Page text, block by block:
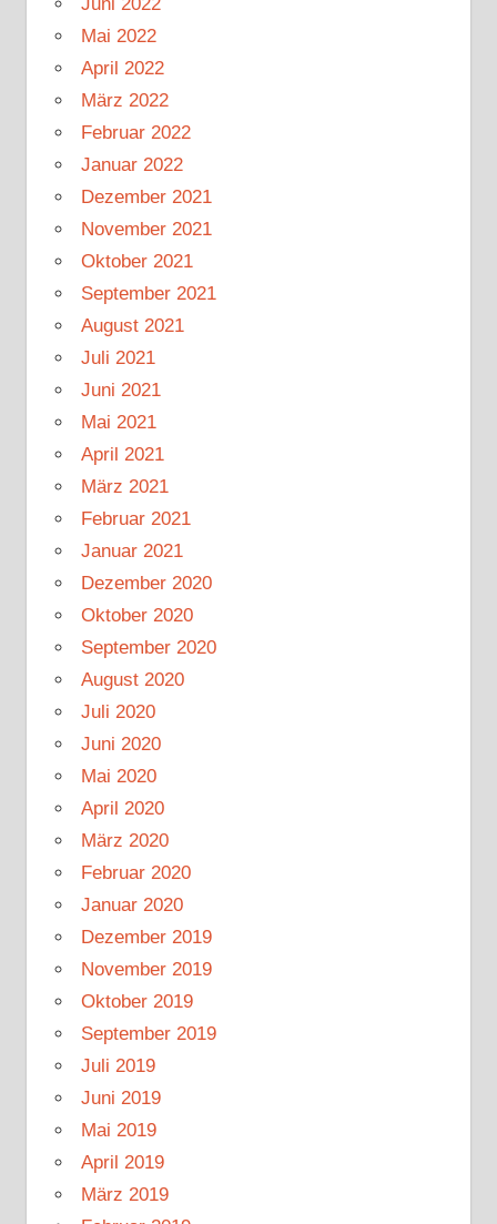
Mai 2022
April 2022
März 2022
Februar 2022
Januar 2022
Dezember 2021
November 2021
Oktober 2021
September 2021
August 2021
Juli 2021
Juni 2021
Mai 2021
April 2021
März 2021
Februar 2021
Januar 2021
Dezember 2020
Oktober 2020
September 2020
August 2020
Juli 2020
Juni 2020
Mai 2020
April 2020
März 2020
Februar 2020
Januar 2020
Dezember 2019
November 2019
Oktober 2019
September 2019
Juli 2019
Juni 2019
Mai 2019
April 2019
März 2019